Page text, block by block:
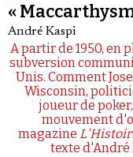
«
André Kaspi
A partir de 1950, en
subversion
Unis. Comment
Wisconsin,
joueur de
mouvement
magazine
texte d'André